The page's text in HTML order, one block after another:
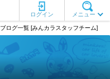
メニュー
ログイン
ブログ一覧 [みんカラスタッフチーム]